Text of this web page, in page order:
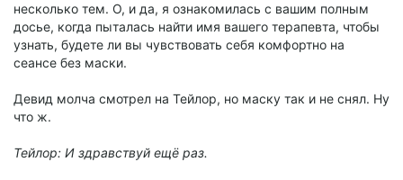
несколько тем. О, и да, я ознакомилась с вашим полным
досье, когда пыталась найти имя вашего терапевта, чтобы
узнать, будете ли вы чувствовать себя комфортно на
сеансе без маски.
Девид молча смотрел на Тейлор, но маску так и не снял. Ну
что ж.
Тейлор: И здравствуй ещё раз.